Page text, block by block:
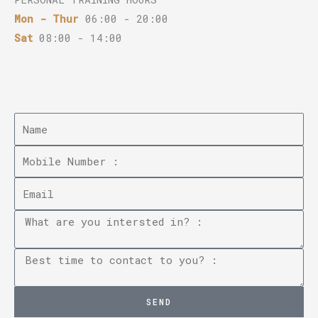
Mon - Thur 06:00 - 20:00
Sat 08:00 - 14:00
SEND